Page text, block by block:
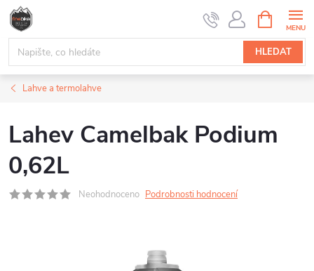
Přejít
obsah
HLEDAT
NÁKUPNÍ
KOŠÍK
Lahve a termolahve
Lahev Camelbak Podium
0,62L
Neohodnoceno Podrobnosti hodnocení